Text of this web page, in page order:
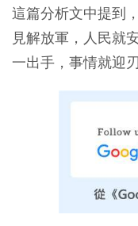
這篇分析文中提到
見解放軍，人民就
一出手，事情就迎